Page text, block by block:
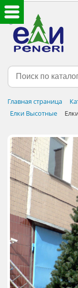
Главная страница
Елки Высотные
ЕЛКИ
ЕЛОЧНЫЕ
НОВОГОДНИЙ
ДОСТАВКА В
ДОСТАВКА
ОПЛАТА
АКЦИИ И
РЕКВИЗИТЫ
О КОМПАНИИ